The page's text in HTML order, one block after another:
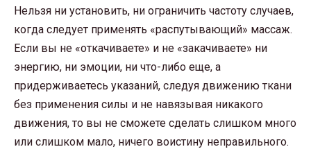
Нельзя ни установить, ни ограничить частоту случаев,
когда следует применять «распутывающий» массаж.
Если вы не «откачиваете» и не «закачиваете» ни
энергию, ни эмоции, ни что-либо еще, а
придерживаетесь указаний, следуя движению ткани
без применения силы и не навязывая никакого
движения, то вы не сможете сделать слишком много
или слишком мало, ничего воистину неправильного.